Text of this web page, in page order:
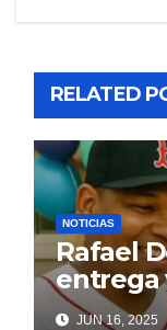
RELATED
NOTICIAS
Rafael
entrega
JUN 16, 2025